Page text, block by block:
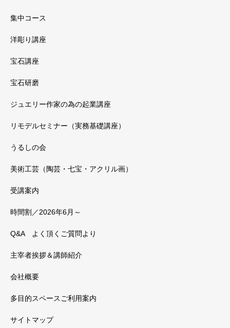
集中コース
洋彫り講座
宝石講座
宝石研磨
ジュエリー作家の為の起業講座
リモデルセミナー（実務基礎講座）
うるしの会
美術工芸（陶芸・七宝・アクリル画）
受講案内
時間割／2026年6月～
Q&A よく頂くご質問より
主宰者挨拶＆講師紹介
会社概要
多目的スペースご利用案内
サイトマップ